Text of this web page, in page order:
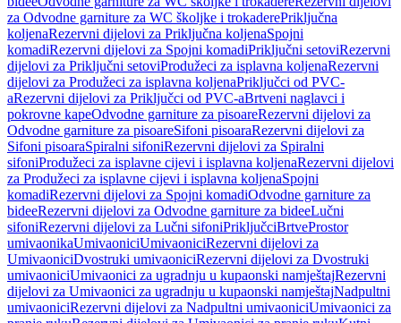
za Odvodne garniture za WC školjke i trokaderePriključna
koljenaRezervni dijelovi za Priključna koljenaSpojni
komadiRezervni dijelovi za Spojni komadiPriključni setoviRezervni
dijelovi za Priključni setoviProdužeci za isplavna koljenaRezervni
dijelovi za Produžeci za isplavna koljenaPriključci od PVC-
aRezervni dijelovi za Priključci od PVC-aBrtveni naglavci i
pokrovne kapeOdvodne garniture za pisoareRezervni dijelovi za
Odvodne garniture za pisoareSifoni pisoaraRezervni dijelovi za
Sifoni pisoaraSpiralni sifoniRezervni dijelovi za Spiralni
sifoniProdužeci za isplavne cijevi i isplavna koljenaRezervni dijelovi
za Produžeci za isplavne cijevi i isplavna koljenaSpojni
komadiRezervni dijelovi za Spojni komadiOdvodne garniture za
bideeRezervni dijelovi za Odvodne garniture za bideeLučni
sifoniRezervni dijelovi za Lučni sifoniPriključciBrtveProstor
umivaonikaUmivaoniciUmivaoniciRezervni dijelovi za
UmivaoniciDvostruki umivaoniciRezervni dijelovi za Dvostruki
umivaoniciUmivaonici za ugradnju u kupaonski namještajRezervni
dijelovi za Umivaonici za ugradnju u kupaonski namještajNadpultni
umivaoniciRezervni dijelovi za Nadpultni umivaoniciUmivaonici za